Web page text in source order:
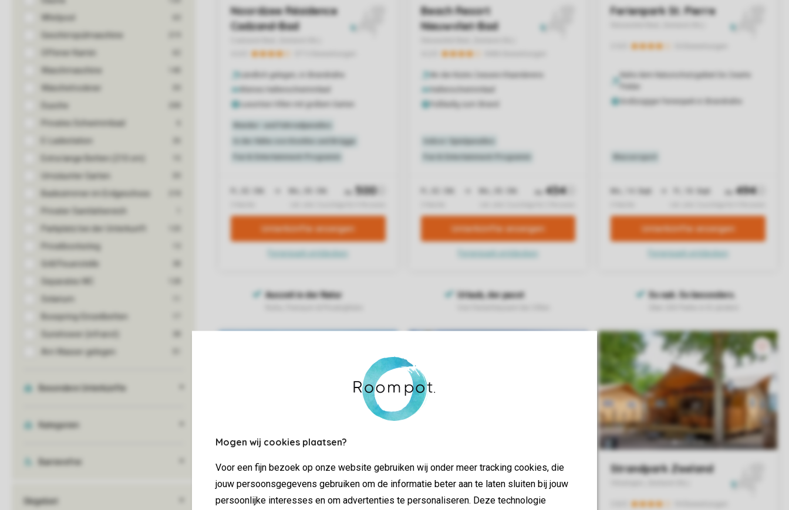
Mogen wij cookies plaatsen?
Voor een fijn bezoek op onze website gebruiken wij onder meer tracking cookies, die
jouw persoonsgegevens gebruiken om de informatie beter aan te laten sluiten bij jouw
persoonlijke interesses en om advertenties te personaliseren. Deze technologie